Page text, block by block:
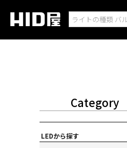
Category
LEDから探す